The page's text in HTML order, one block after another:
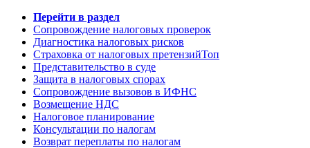
Перейти в раздел
Сопровождение налоговых проверок
Диагностика налоговых рисков
Страховка от налоговых претензийТоп
Представительство в суде
Защита в налоговых спорах
Сопровождение вызовов в ИФНС
Возмещение НДС
Налоговое планирование
Консультации по налогам
Возврат переплаты по налогам